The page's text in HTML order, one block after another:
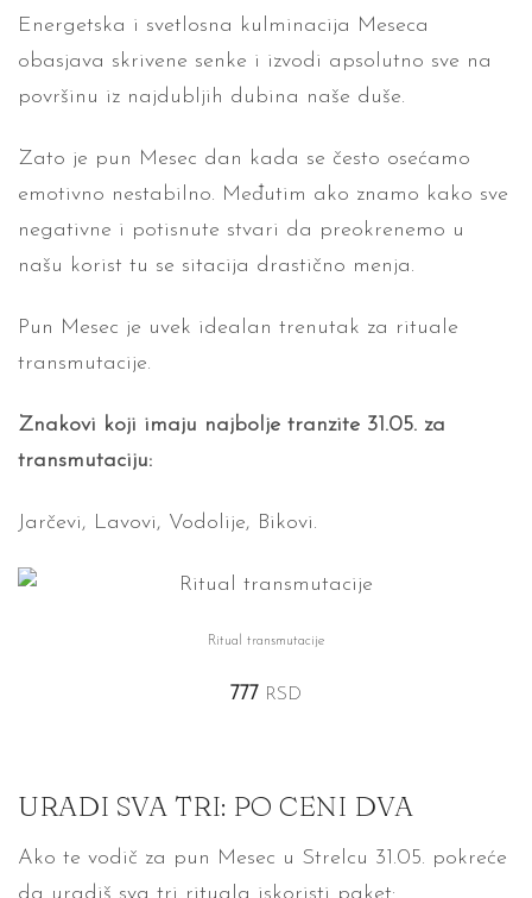
Energetska i svetlosna kulminacija Meseca
obasjava skrivene senke i izvodi apsolutno sve na
površinu iz najdubljih dubina naše duše.
Zato je pun Mesec dan kada se često osećamo
emotivno nestabilno. Međutim ako znamo kako sve
negativne i potisnute stvari da preokrenemo u
našu korist tu se sitacija drastično menja.
Pun Mesec je uvek idealan trenutak za rituale
transmutacije.
Znakovi koji imaju najbolje tranzite 31.05. za
transmutaciju:
Jarčevi, Lavovi, Vodolije, Bikovi.
Ritual transmutacije
777 RSD
URADI SVA TRI: PO CENI DVA
Ako te vodič za pun Mesec u Strelcu 31.05. pokreće